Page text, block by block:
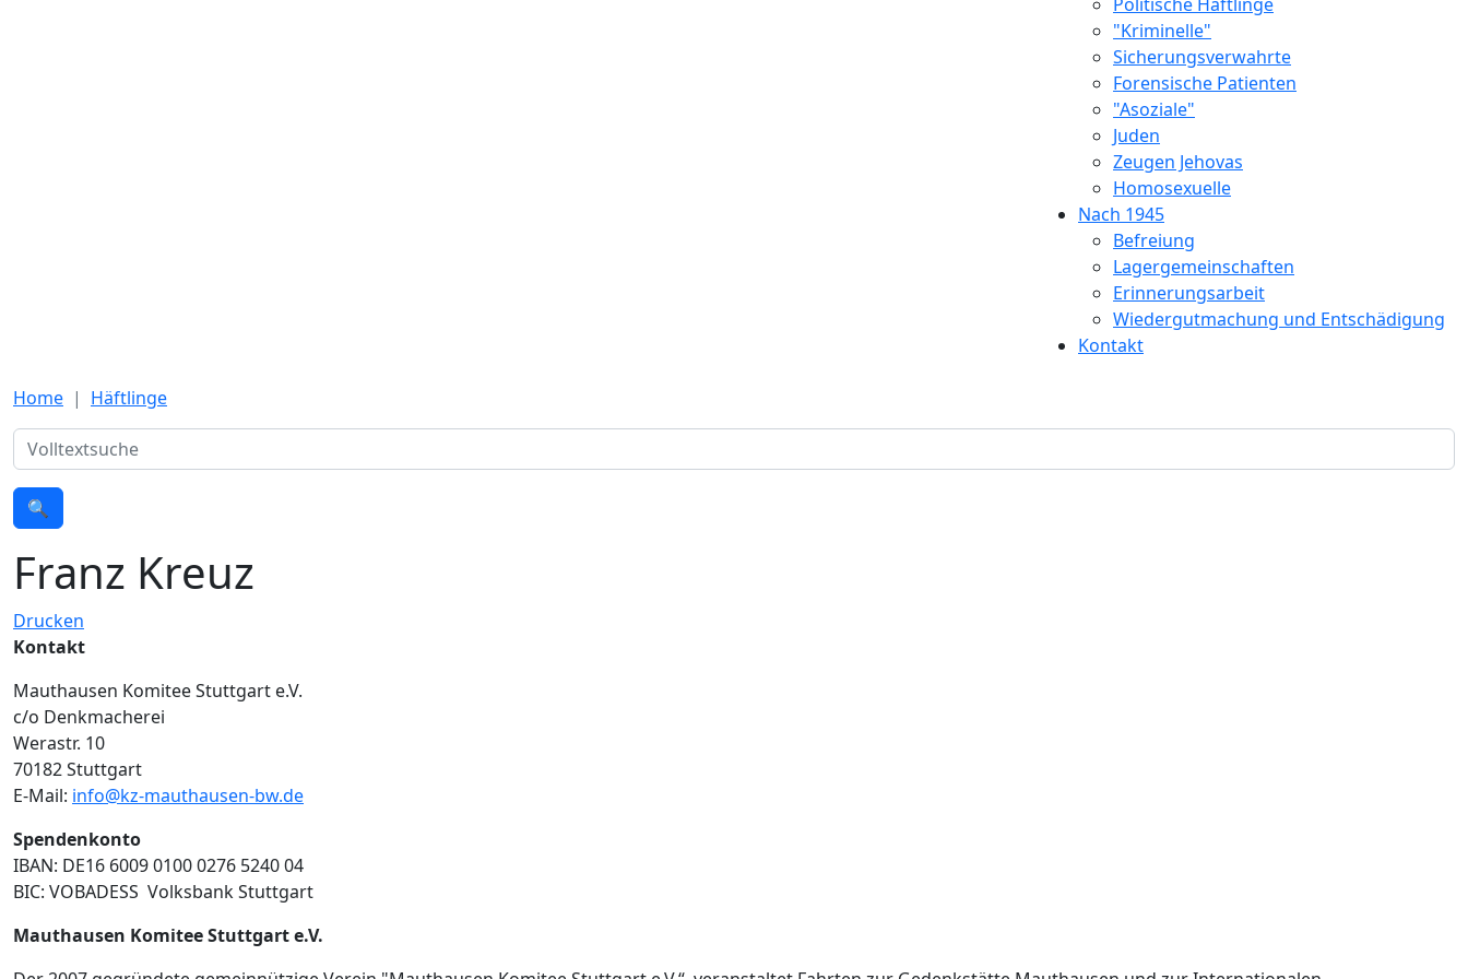
"Kriminelle"
Sicherungsverwahrte
Forensische Patienten
"Asoziale"
Juden
Zeugen Jehovas
Homosexuelle
Nach 1945
Befreiung
Lagergemeinschaften
Erinnerungsarbeit
Wiedergutmachung und Entschädigung
Kontakt
Home
Häftlinge
Suche
🔍
Franz Kreuz
Drucken
Kontakt
Mauthausen Komitee Stuttgart e.V.
c/o Denkmacherei
Werastr. 10
70182 Stuttgart
E-Mail: info@kz-mauthausen-bw.de
Spendenkonto
IBAN: DE16 6009 0100 0276 5240 04
BIC: VOBADESS Volksbank Stuttgart
Mauthausen Komitee Stuttgart e.V.